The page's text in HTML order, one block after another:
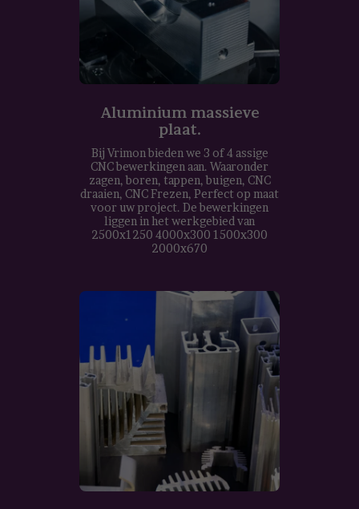
Aluminium massieve
plaat.
Bij Vrimon bieden we 3 of 4 assige
CNC bewerkingen aan. Waaronder
zagen, boren, tappen, buigen, CNC
draaien, CNC Frezen, Perfect op maat
voor uw project. De bewerkingen
liggen in het werkgebied van
2500x1250 4000x300 1500x300
2000x670